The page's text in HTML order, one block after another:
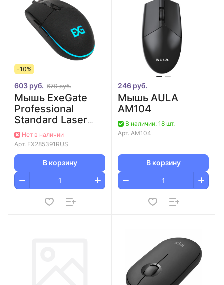
-10%
603 руб. 670 руб.
Мышь ExeGate
Professional
Standard Laser
SL-9066 (USB,
лазерная,
2400dpi, 6D, 6
кнопок и колесо
прок
Нет в наличии
Арт. EX285391RUS
В корзину
246 руб.
Мышь AULA
AM104
В наличии: 18 шт.
Арт. AM104
В корзину